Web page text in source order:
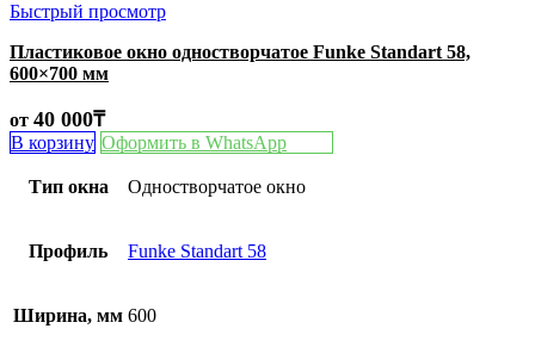
Быстрый просмотр
Пластиковое окно одностворчатое Funke Standart 58,
600×700 мм
от 40 000₸
В корзину Оформить в WhatsApp
Тип окна Одностворчатое окно
Профиль Funke Standart 58
Ширина, мм 600